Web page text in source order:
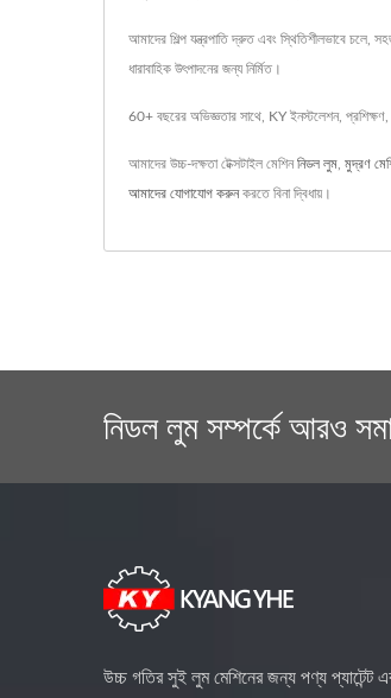
আমাদের শিল্প যন্ত্রপাতি দ্রুত এবং স্থিতিশীলভাবে চলে,
ধারাবাহিক উৎপাদনের জন্য নির্মিত।
60+ বছরের অভিজ্ঞতার সাথে, KY ইনস্টলেশন,
আমাদের উচ্চ-দক্ষতা টেক্সটাইল মেশিননিডল লুম মুদ্রণ
আমাদের যোগাযোগ করুনকরতে বিনা দ্বিধায়।
নিডল লুম সম্পর্কে আরও
উচ্চ গতির সুই লুম মেশিনের জন্য পণ্য প্যাটেন্ট